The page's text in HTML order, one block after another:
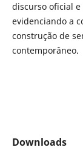
discurso oficial e
evidenciando a
construção de
contemporâneo.
Downloads